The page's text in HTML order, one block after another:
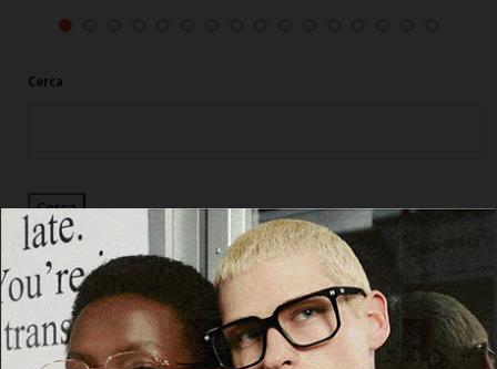
Cerca
Cerca
Facebook
Threads
Instagram
X YouTube